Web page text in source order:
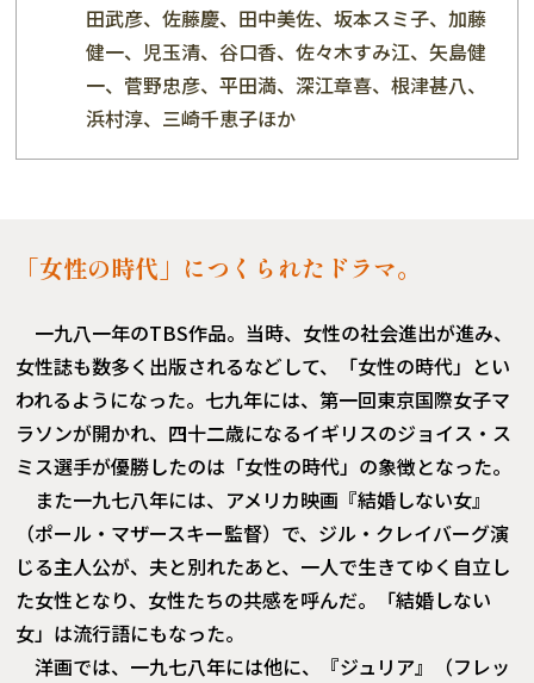
田武彦、佐藤慶、田中美佐、坂本スミ子、加藤
健一、児玉清、谷口香、佐々木すみ江、矢島健
一、菅野忠彦、平田満、深江章喜、根津甚八、
浜村淳、三崎千恵子ほか
「女性の時代」につくられたドラマ。
一九八一年のTBS作品。当時、女性の社会進出が進み、
女性誌も数多く出版されるなどして、「女性の時代」とい
われるようになった。七九年には、第一回東京国際女子マ
ラソンが開かれ、四十二歳になるイギリスのジョイス・ス
ミス選手が優勝したのは「女性の時代」の象徴となった。
また一九七八年には、アメリカ映画『結婚しない女』
（ポール・マザースキー監督）で、ジル・クレイバーグ演
じる主人公が、夫と別れたあと、一人で生きてゆく自立し
た女性となり、女性たちの共感を呼んだ。「結婚しない
女」は流行語にもなった。
洋画では、一九七八年には他に、『ジュリア』（フレッ